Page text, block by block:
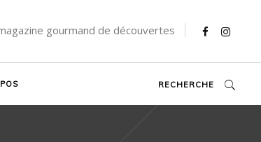
gourmand de découvertes
RECHERCHE